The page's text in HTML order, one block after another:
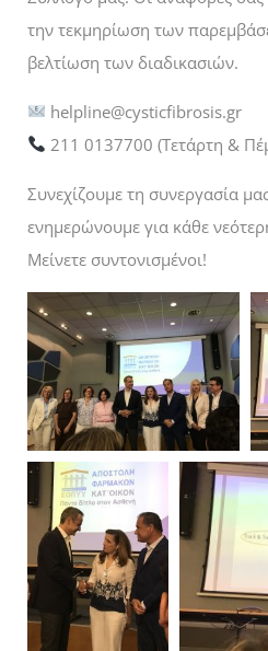
την τεκμηρίωση των
βελτίωση των διαδικασιών.
helpline@cysticfibrosis.gr
211 0137700 (Τετάρτη &
Συνεχίζουμε τη συνεργασία
ενημερώνουμε για κάθε
Μείνετε συντονισμένοι!